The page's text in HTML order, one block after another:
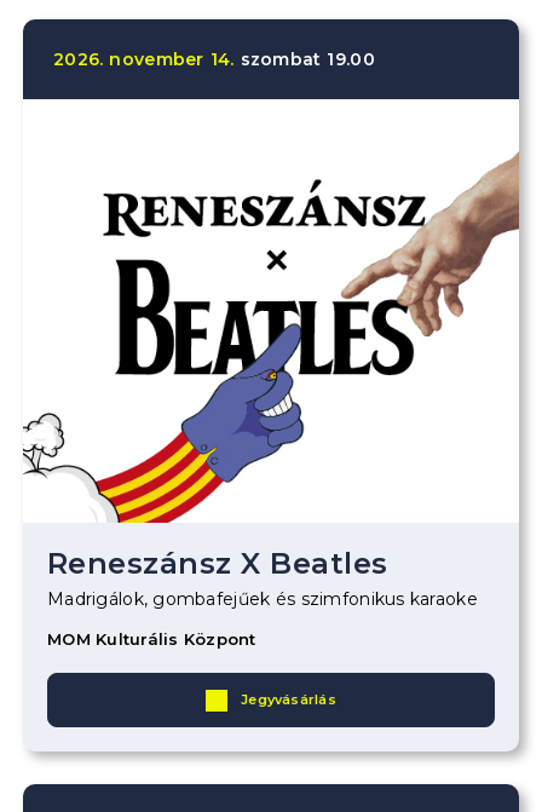
2026. november 14. szombat 19.00
Reneszánsz X Beatles
Madrigálok, gombafejűek és szimfonikus karaoke
MOM Kulturális Központ
Jegyvásárlás